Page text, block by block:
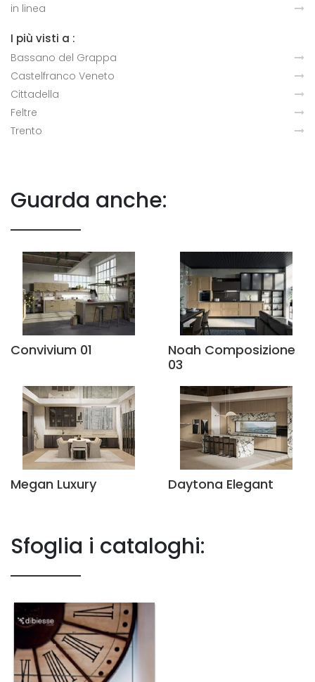
in linea
I più visti a :
Bassano del Grappa
Castelfranco Veneto
Cittadella
Feltre
Trento
Guarda anche:
Convivium 01
Noah Composizione
03
Megan Luxury Daytona Elegant
Sfoglia i cataloghi: